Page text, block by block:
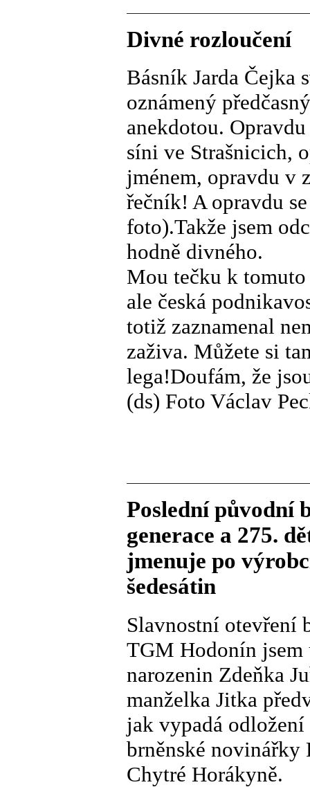
Divné rozloučení
Básník Jarda Čejka
oznámený
anekdotou.
síni ve Strašnicich,
jménem, opravdu v
řečník! A opravdu
foto).Takže jsem
hodně divného.
Mou tečku k
ale česká
totiž zaznamenal
zaživa. Můžete si
lega!Doufám, že
(ds) Foto Václav
Poslední původní
generace a 275.
jmenuje po
šedesátin
Slavnostní otevření
TGM Hodonín jsem
narozenin Zdeňka
manželka Jitka
jak vypadá
brněnské novinářky
Chytré Horákyně.